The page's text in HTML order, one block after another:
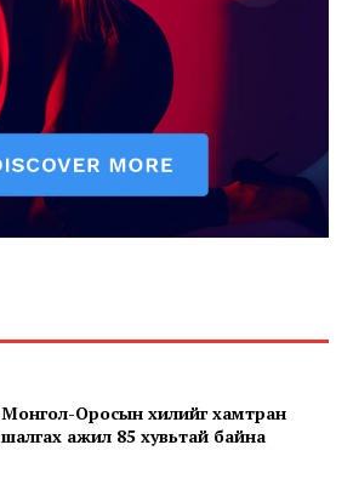
Монгол-Оросын хилийг хамтран
шалгах ажил 85 хувьтай байна